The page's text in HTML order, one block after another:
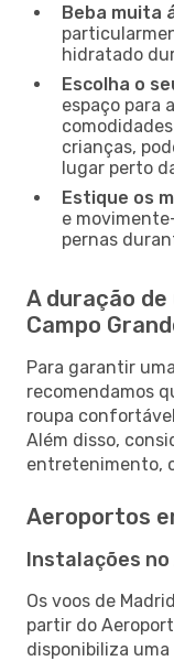
Beba muita
hidratado
Escolha o
espaço para
crianças,
lugar perto
Estique os
e
pernas
A duração de
Campo
Para garantir
recomendamos
roupa
Além disso,
entretenimento,
Aeroportos
Instalações
Os voos de
partir do
disponibiliza